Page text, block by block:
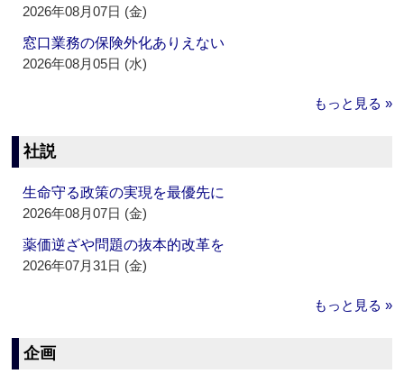
2026年08月07日 (金)
窓口業務の保険外化ありえない
2026年08月05日 (水)
もっと見る »
社説
生命守る政策の実現を最優先に
2026年08月07日 (金)
薬価逆ざや問題の抜本的改革を
2026年07月31日 (金)
もっと見る »
企画